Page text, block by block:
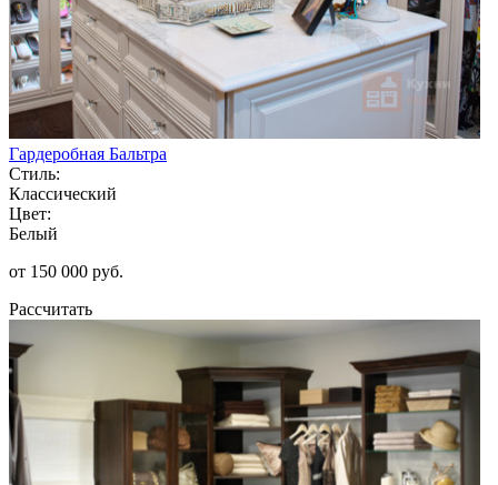
Гардеробная Бальтра
Стиль:
Классический
Цвет:
Белый
от 150 000 руб.
Рассчитать